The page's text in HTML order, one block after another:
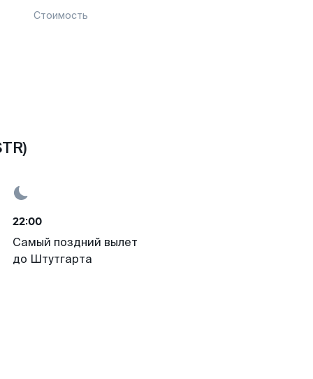
Стоимость
22:00
Самый поздний вылет
до Штутгарта